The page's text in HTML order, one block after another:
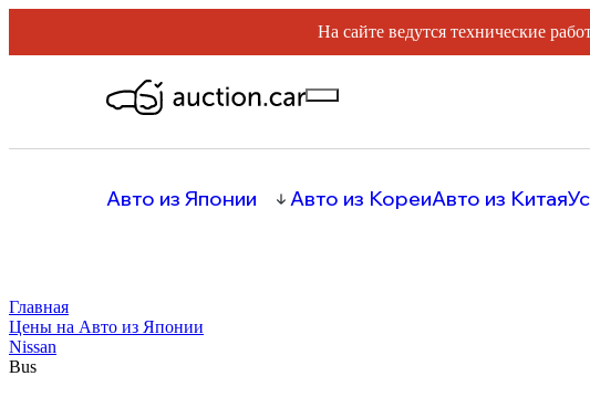
На сайте ведутся технические
Авто из Японии Авто из КореиАвто из Китая
Главная
Цены на Авто из Японии
Nissan
Bus